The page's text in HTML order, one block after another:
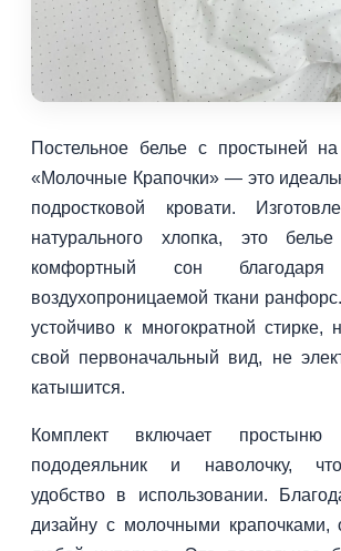
Постельное белье с простыней
«Молочные Крапочки» — это
подростковой кровати.
натурального хлопка, это белье
комфортный сон
воздухопроницаемой ткани
устойчиво к многократной стирке,
свой первоначальный вид, не
катышится.
Комплект включает
пододеяльник и наволочку,
удобство в использовании.
дизайну с молочными крапочками,